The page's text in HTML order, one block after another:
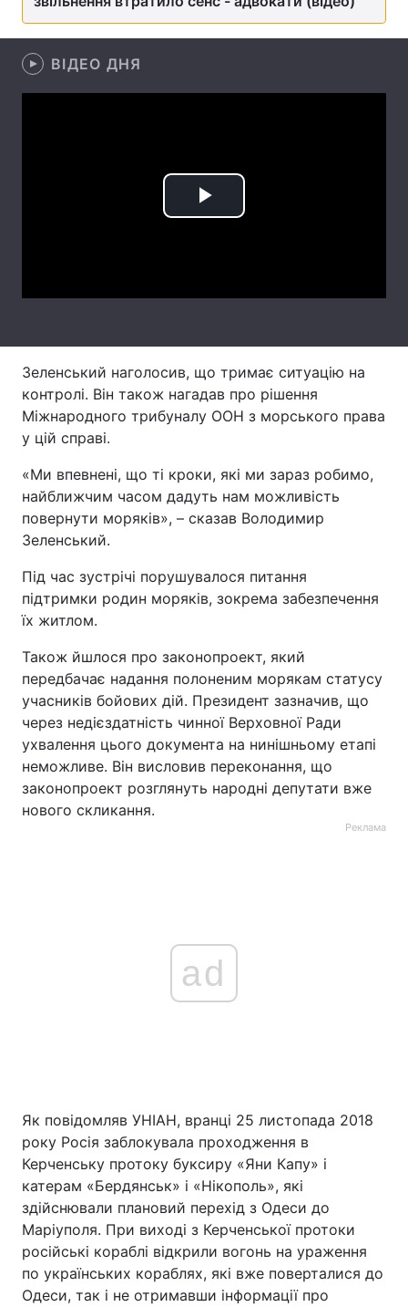
Екологія
Тема оформлення
ВІДЕО ДНЯ
Play
Зеленський наголосив, що тримає ситуацію на
контролі. Він також нагадав про рішення
Міжнародного трибуналу ООН з морського права
у цій справі.
«Ми впевнені, що ті кроки, які ми зараз робимо,
найближчим часом дадуть нам можливість
повернути моряків», – сказав Володимир
Зеленський.
Під час зустрічі порушувалося питання
підтримки родин моряків, зокрема забезпечення
їх житлом.
Також йшлося про законопроект, який
передбачає надання полоненим морякам статусу
учасників бойових дій. Президент зазначив, що
через недієздатність чинної Верховної Ради
ухвалення цього документа на нинішньому етапі
неможливе. Він висловив переконання, що
законопроект розглянуть народні депутати вже
нового скликання.
Реклама
ad
Як повідомляв УНІАН, вранці 25 листопада 2018
року Росія заблокувала проходження в
Керченську протоку буксиру «Яни Капу» і
катерам «Бердянськ» і «Нікополь», які
здійснювали плановий перехід з Одеси до
Маріуполя. При виході з Керченської протоки
російські кораблі відкрили вогонь на ураження
по українських кораблях, які вже поверталися до
Одеси, так і не отримавши інформації про